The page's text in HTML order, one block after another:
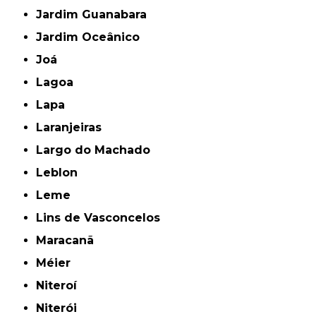
Jardim Guanabara
Jardim Oceânico
Joá
Lagoa
Lapa
Laranjeiras
Largo do Machado
Leblon
Leme
Lins de Vasconcelos
Maracanã
Méier
Niteroí
Niterói